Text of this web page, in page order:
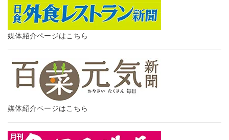
媒体紹介ページはこちら
媒体紹介ページはこちら